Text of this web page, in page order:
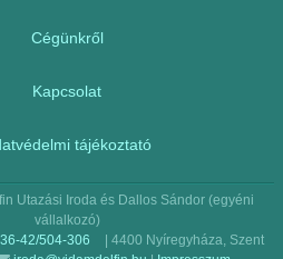
Cégünkről
Kapcsolat
tájékoztató
Utazási Iroda és Dallos Sándor (egyéni
vállalkozó)
42/504-306 4400 Nyíregyháza, Szent